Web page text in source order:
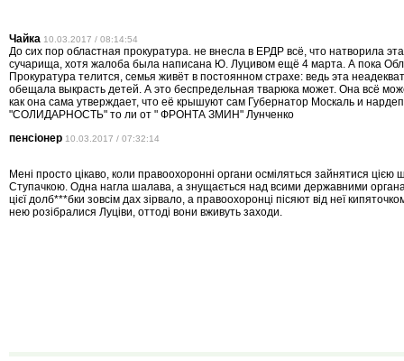
Чайка 10.03.2017 / 08:14:54
До сих пор областная прокуратура. не внесла в ЕРДР всё, что натворила
сучарища, хотя жалоба была написана Ю. Луцивом ещё 4 марта. А пока
Прокуратура телится, семья живёт в постоянном страхе: ведь эта
обещала выкрасть детей. А это беспредельная тварюка может. Она всё
как она сама утверждает, что её крышуют сам Губернатор Москаль и
"СОЛИДАРНОСТЬ" то ли от " ФРОНТА ЗМИН" Лунченко
пенсіонер 10.03.2017 / 07:32:14
Мені просто цікаво, коли правоохоронні органи осміляться зайнятися цією
Ступачкою. Одна нагла шалава, а знущається над всими державними
цієї долб***бки зовсім дах зірвало, а правоохоронці пісяют від неї
нею розібралися Луціви, оттоді вони вживуть заходи.